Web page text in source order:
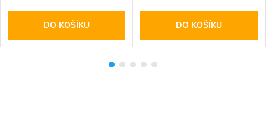
DO KOŠÍKU DO KOŠÍKU